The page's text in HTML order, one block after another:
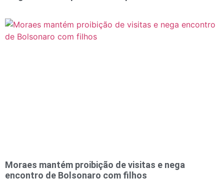
Moraes mantém proibição de visitas e nega
encontro de Bolsonaro com filhos